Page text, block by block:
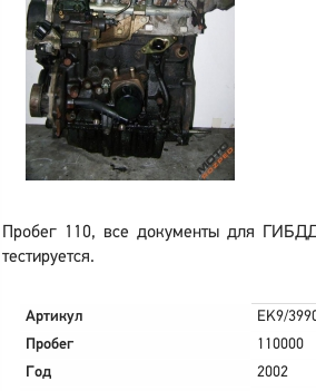
Пробег 110, все документы для
тестируется.
Артикул
EK9/
Пробег
110000
Год
2002